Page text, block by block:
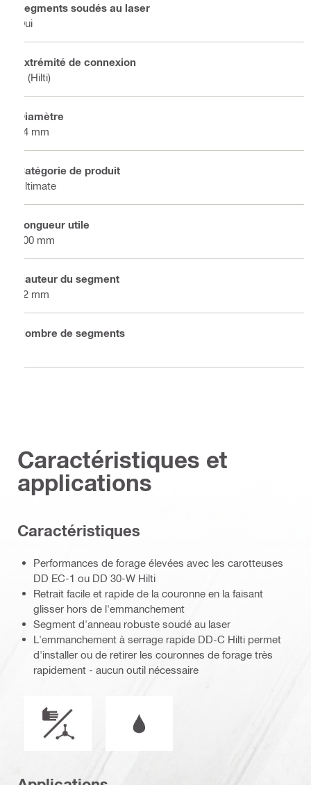
Segments soudés au laser
Oui
Extrémité de connexion
C (Hilti)
Diamètre
24 mm
Catégorie de produit
Ultimate
Longueur utile
300 mm
Hauteur du segment
12 mm
Nombre de segments
Caractéristiques et
applications
Caractéristiques
Performances de forage élevées avec les carotteuses
DD EC-1 ou DD 30-W Hilti
Retrait facile et rapide de la couronne en la faisant
glisser hors de l'emmanchement
Segment d'anneau robuste soudé au laser
L'emmanchement à serrage rapide DD-C Hilti permet
d'installer ou de retirer les couronnes de forage très
rapidement - aucun outil nécessaire
Mode de fonctionnement